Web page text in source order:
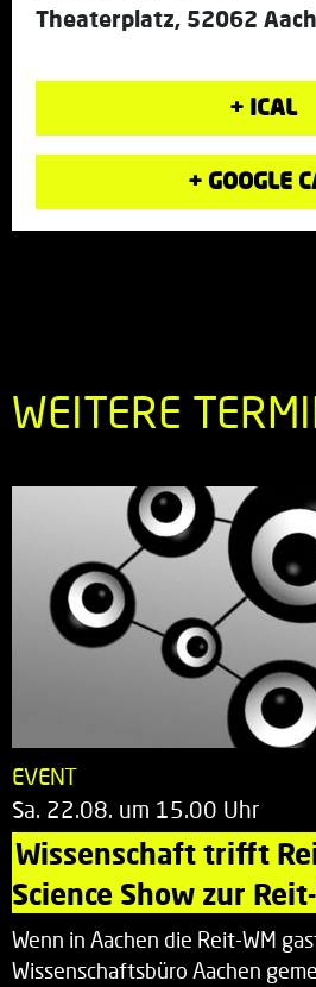
Theaterplatz, 52062
+ ICAL
+ GOOGLE
WEITERE
EVENT
Sa. 22.08. um 15.00 Uhr
Wissenschaft trifft
Science Show zur
Wenn in Aachen die Reit-WM
Wissenschaftsbüro Aachen